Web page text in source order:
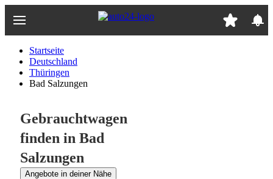
Hauptinhalt
Startseite
Deutschland
Thüringen
Bad Salzungen
Gebrauchtwagen
finden in Bad
Salzungen
Angebote in deiner Nähe